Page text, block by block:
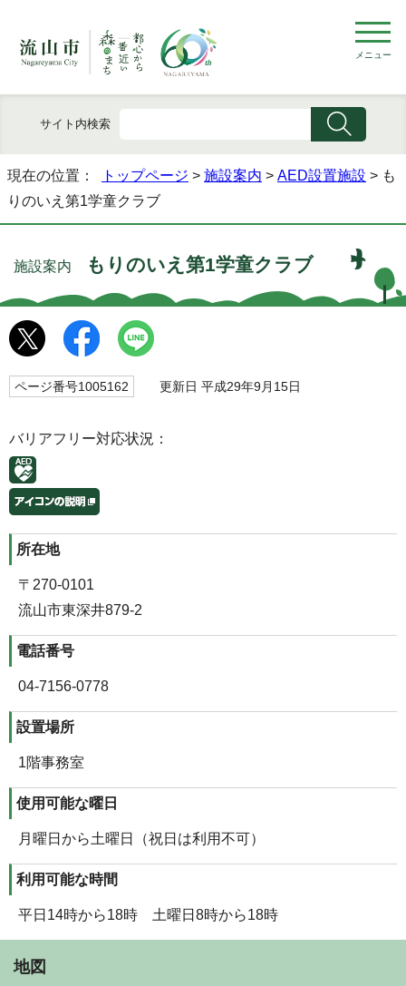
メニュー
サイト内検索
現在の位置： トップページ > 施設案内 > AED設置施設 > も
りのいえ第1学童クラブ
施設案内 もりのいえ第1学童クラブ
ページ番号1005162 更新日 平成29年9月15日
バリアフリー対応状況：
所在地
〒270-0101
流山市東深井879-2
電話番号
04-7156-0778
設置場所
1階事務室
使用可能な曜日
月曜日から土曜日（祝日は利用不可）
利用可能な時間
平日14時から18時 土曜日8時から18時
地図